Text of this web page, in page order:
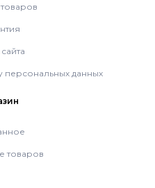
60/100
персональных данных
товаров